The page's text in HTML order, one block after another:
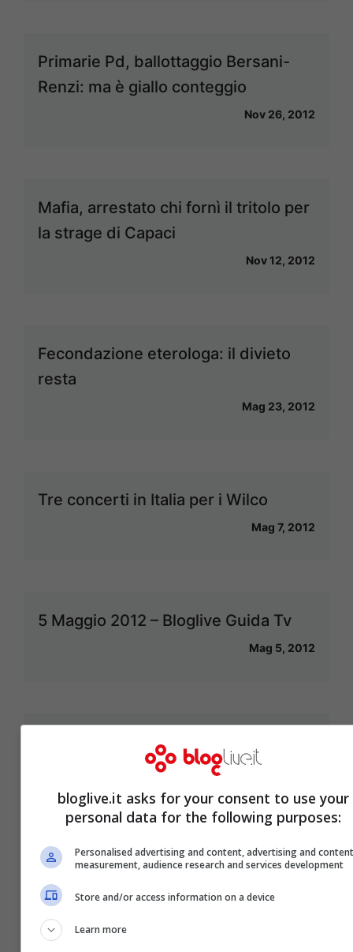
Primarie Pd, ballottaggio Bersani-
Renzi: ma è giallo conteggio
Nov 26, 2012
Mafia, arrestato chi fornì il tritolo per
la strage di Capaci
Nov 12, 2012
Fecondazione eterologa: il divieto
resta
Mag 23, 2012
Tre concerti in Italia per i Wilco
Mag 7, 2012
5 Maggio 2012 – Bloglive Guida Tv
Mag 5, 2012
Il caso Mulino Bianco a Firenze:
sfiorato l’incidente diplomatico
Apr 27, 2012
Collisione fra due Frecciarossa a
Roma: ancora disagi
bloglive.it asks for your consent to use your
personal data for the following purposes:
Personalised advertising and content, advertising and content
measurement, audience research and services development
Store and/or access information on a device
Learn more